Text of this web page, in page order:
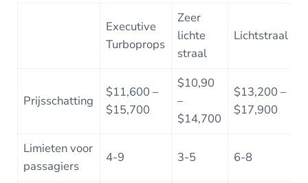
Executive
Turboprops
Zeer
lichte
straal
Lichtstraal
Prijsschatting
$11,600 –
$15,700
$10,90
–
$14,700
$13,200 –
$17,900
Limieten voor
passagiers
4-9 3-5 6-8